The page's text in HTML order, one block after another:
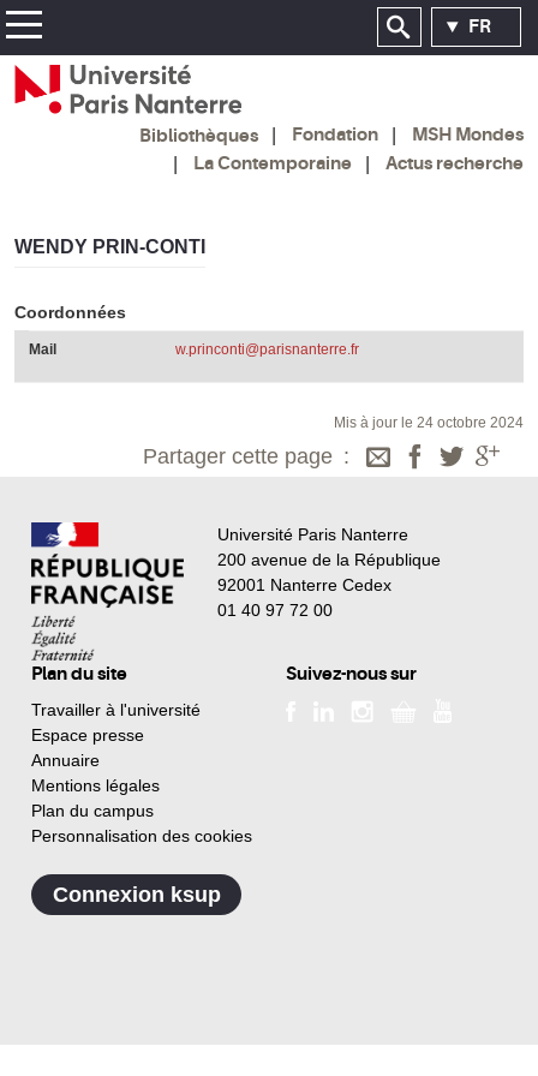
FR
Bibliothèques Fondation
MSH Mondes
La Contemporaine
Actus recherche
WENDY PRIN-CONTI
Coordonnées
Mail w.princonti@parisnanterre.fr
Mis à jour le 24 octobre 2024
Partager cette page
Université Paris Nanterre
200 avenue de la République
92001 Nanterre Cedex
01 40 97 72 00
Plan du site
Travailler à l'université
Espace presse
Annuaire
Mentions légales
Plan du campus
Personnalisation des cookies
Suivez-nous sur
Connexion ksup